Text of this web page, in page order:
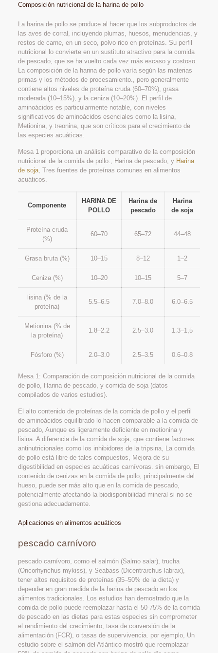
Composición nutricional de la harina de pollo
La harina de pollo se produce al hacer que los subproductos de
las aves de corral, incluyendo plumas, huesos, menudencias, y
restos de carne, en un seco, polvo rico en proteínas. Su perfil
nutricional lo convierte en un sustituto atractivo para la comida
de pescado, que se ha vuelto cada vez más escaso y costoso.
La composición de la harina de pollo varía según las materias
primas y los métodos de procesamiento., pero generalmente
contiene altos niveles de proteína cruda (60–70%), grasa
moderada (10–15%), y la ceniza (10–20%). El perfil de
aminoácidos es particularmente notable, con niveles
significativos de aminoácidos esenciales como la lisina,
Metionina, y treonina, que son críticos para el crecimiento de
las especies acuáticas.
Mesa 1 proporciona un análisis comparativo de la composición
nutricional de la comida de pollo., Harina de pescado, y Harina
de soja, Tres fuentes de proteínas comunes en alimentos
acuáticos.
Componente
HARINA DE
POLLO
Harina de
pescado
Harina
de soja
Proteína cruda
(%)
60–70 65–72 44–48
Grasa bruta (%) 10–15 8–12 1–2
Ceniza (%) 10–20 10–15 5–7
lisina (% de la
proteína)
5.5–6.5 7.0–8.0 6.0–6.5
Metionina (% de
la proteína)
1.8–2.2 2.5–3.0 1.3–1,5
Fósforo (%) 2.0–3.0 2.5–3.5 0.6–0.8
Mesa 1: Comparación de composición nutricional de la comida
de pollo, Harina de pescado, y comida de soja (datos
compilados de varios estudios).
El alto contenido de proteínas de la comida de pollo y el perfil
de aminoácidos equilibrado lo hacen comparable a la comida de
pescado, Aunque es ligeramente deficiente en metionina y
lisina. A diferencia de la comida de soja, que contiene factores
antinutricionales como los inhibidores de la tripsina, La comida
de pollo está libre de tales compuestos, Mejora de su
digestibilidad en especies acuáticas carnívoras. sin embargo, El
contenido de cenizas en la comida de pollo, principalmente del
hueso, puede ser más alto que en la comida de pescado,
potencialmente afectando la biodisponibilidad mineral si no se
gestiona adecuadamente.
Aplicaciones en alimentos acuáticos
pescado carnívoro
pescado carnívoro, como el salmón (Salmo salar), trucha
(Oncorhynchus mykiss), y Seabass (Dicentrarchus labrax),
tener altos requisitos de proteínas (35–50% de la dieta) y
depender en gran medida de la harina de pescado en los
alimentos tradicionales. Los estudios han demostrado que la
comida de pollo puede reemplazar hasta el 50-75% de la comida
de pescado en las dietas para estas especies sin comprometer
el rendimiento del crecimiento, tasa de conversión de la
alimentación (FCR), o tasas de supervivencia. por ejemplo, Un
estudio sobre el salmón del Atlántico mostró que reemplazar